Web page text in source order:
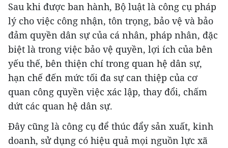
Sau khi được ban hành, Bộ luật là công cụ pháp
lý cho việc công nhận, tôn trọng, bảo vệ và bảo
đảm quyền dân sự của cá nhân, pháp nhân, đặc
biệt là trong việc bảo vệ quyền, lợi ích của bên
yếu thế, bên thiện chí trong quan hệ dân sự,
hạn chế đến mức tối đa sự can thiệp của cơ
quan công quyền việc xác lập, thay đổi, chấm
dứt các quan hệ dân sự.
Đây cũng là công cụ để thúc đẩy sản xuất, kinh
doanh, sử dụng có hiệu quả mọi nguồn lực xã